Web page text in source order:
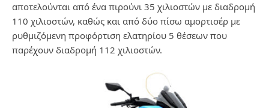
αποτελούνται από ένα πιρούνι 35 χιλιοστών με διαδρομή
110 χιλιοστών, καθώς και από δύο πίσω αμορτισέρ με
ρυθμιζόμενη προφόρτιση ελατηρίου 5 θέσεων που
παρέχουν διαδρομή 112 χιλιοστών.